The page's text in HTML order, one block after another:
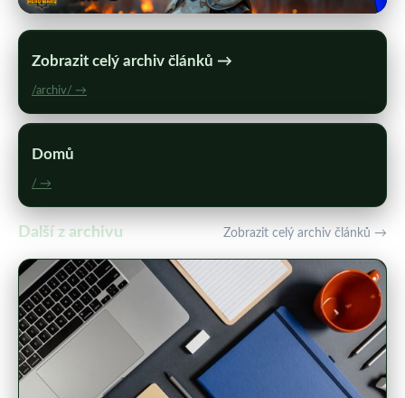
Zobrazit celý archiv článků →
/archiv/ →
Domů
/ →
Další z archivu Zobrazit celý archiv článků →